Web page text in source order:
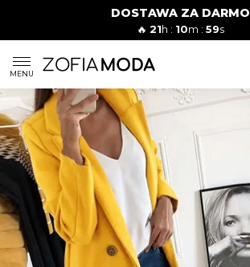
DOSTAWA ZA DARMO
🔥 21h : 10m : 58s
MENU
SUKIENKI
KOMPLETY
JEANSY
SZORTY